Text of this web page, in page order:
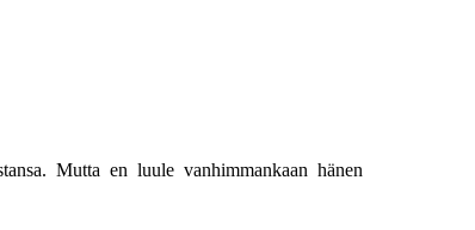
Mutta en luule vanhimmankaan hänen